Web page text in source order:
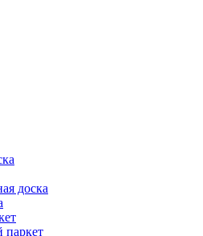
доска
паркет